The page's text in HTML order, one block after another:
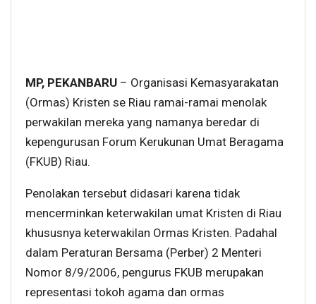
MP, PEKANBARU – Organisasi Kemasyarakatan
(Ormas) Kristen se Riau ramai-ramai menolak
perwakilan mereka yang namanya beredar di
kepengurusan Forum Kerukunan Umat Beragama
(FKUB) Riau.
Penolakan tersebut didasari karena tidak
mencerminkan keterwakilan umat Kristen di Riau
khususnya keterwakilan Ormas Kristen. Padahal
dalam Peraturan Bersama (Perber) 2 Menteri
Nomor 8/9/2006, pengurus FKUB merupakan
representasi tokoh agama dan ormas